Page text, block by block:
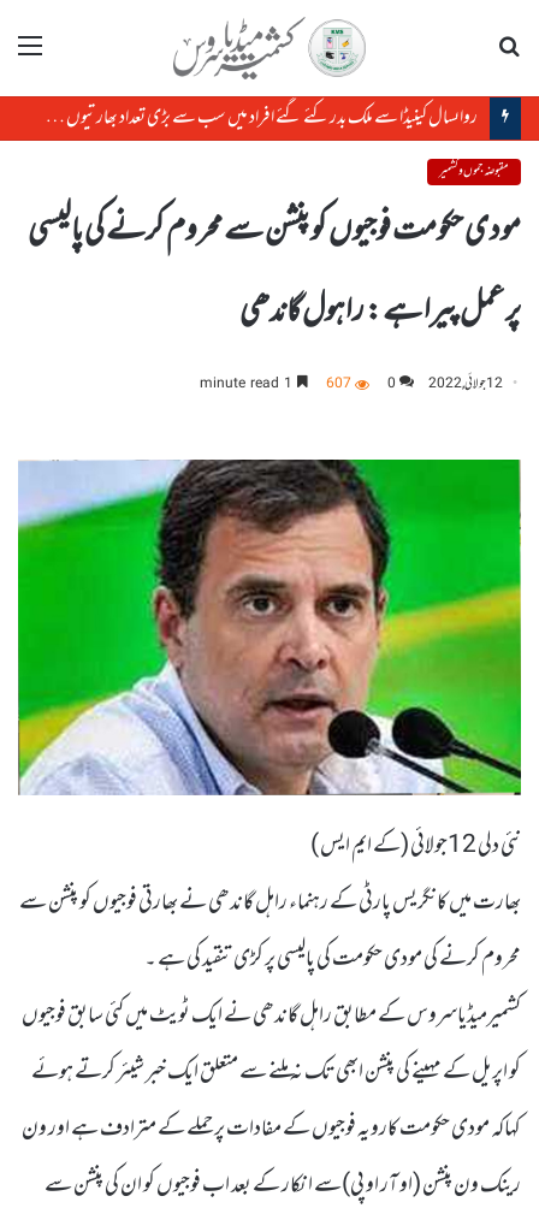
مینو
رواںسال کینیڈا سے ملک بدر کئے گئے افراد میں سب سے بڑی تعداد بھارتیوں کی ہے
مقبوضہ جموں و کشمیر
مودی حکومت فوجیوں کو پنشن سے محروم کرنے کی پالیسی
پر عمل پیرا ہے : راہول گاندھی
12 جولائی, 2022 0
607
نئی دلی 12جولائی (کے ایم ایس )
بھارت میں کانگریس پارٹی کے رہنماء راہل گاندھی نے بھارتی فوجیوں کو پنشن سے
محروم کرنے کی مودی حکومت کی پالیسی پر کڑی تنقید کی ہے ۔
کشمیرمیڈیاسروس کے مطابق راہل گاندھی نے ایک ٹویٹ میں کئی سابق فوجیوں
کو اپریل کے مہینے کی پنشن ابھی تک نہ ملنے سے متعلق ایک خبر شیئر کرتے ہوئے
کہاکہ مودی حکومت کارویہ فوجیوں کے مفادات پر حملے کے مترادف ہے اور ون
رینک ون پنشن (او آر او پی)سے انکار کے بعد اب فوجیوں کو ان کی پنشن سے